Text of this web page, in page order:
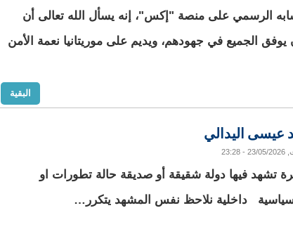
الرسمي على منصة "إكس"، إنه يسأل الله تعالى أن
يوفق الجميع في جهودهم، ويديم على موريتانيا نعمة الأمن
البقية
عيسى اليدالي
- 23:28
تشهد فيها دولة شقيقة أو صديقة حالة تطورات او
سياسية داخلية نلاحظ نفس المشهد يتكرر…